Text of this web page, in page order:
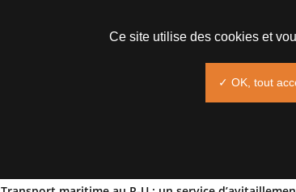
Ce site utilise des cookies et
✓ OK, tout